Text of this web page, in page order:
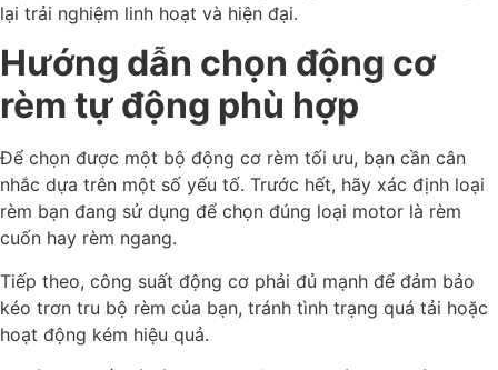
lại trải nghiệm linh hoạt và hiện đại.
Hướng dẫn chọn động cơ
rèm tự động phù hợp
Để chọn được một bộ động cơ rèm tối ưu, bạn cần cân
nhắc dựa trên một số yếu tố. Trước hết, hãy xác định loại
rèm bạn đang sử dụng để chọn đúng loại motor là rèm
cuốn hay rèm ngang.
Tiếp theo, công suất động cơ phải đủ mạnh để đảm bảo
kéo trơn tru bộ rèm của bạn, tránh tình trạng quá tải hoặc
hoạt động kém hiệu quả.